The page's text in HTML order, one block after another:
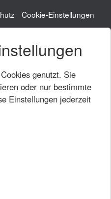
Cookie-Einstellungen
- 16.00 Uhr
Uhr
genutzt. Sie
oder nur bestimmte
Einstellungen jederzeit